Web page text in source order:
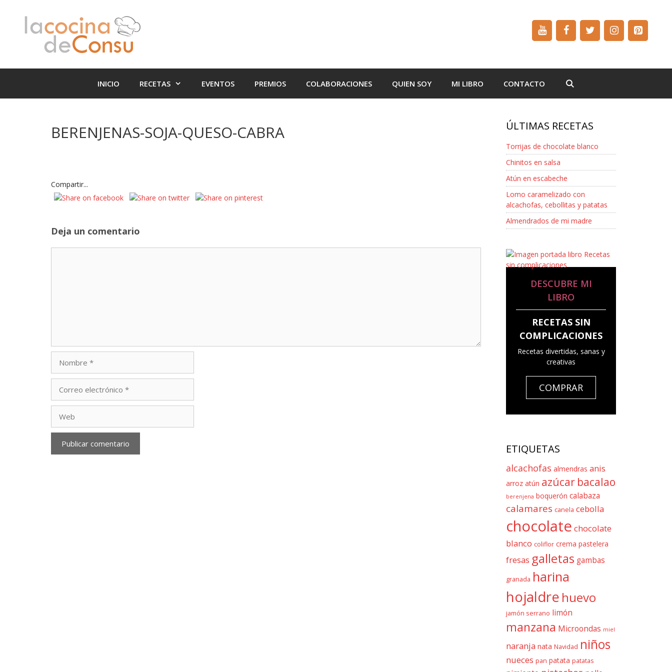
INICIO RECETAS EVENTOS PREMIOS COLABORACIONES QUIEN SOY MI LIBRO CONTACTO
BERENJENAS-SOJA-QUESO-CABRA
Compartir...
Deja un comentario
electrónico
ÚLTIMAS RECETAS
Torrijas de chocolate blanco
Chinitos en salsa
Atún en escabeche
Lomo caramelizado con
alcachofas, cebollitas y patatas
Almendrados de mi madre
DESCUBRE MI
LIBRO
RECETAS SIN
COMPLICACIONES
Recetas divertidas, sanas y
creativas
COMPRAR
ETIQUETAS
alcachofas almendras anis
arroz atún azúcar bacalao
berenjena boquerón calabaza
calamares canela cebolla
chocolate chocolate
blanco coliflor crema pastelera
fresas galletas gambas
granada harina
hojaldre huevo
jamón serrano limón
manzana Microondas miel
naranja nata Navidad niños
nueces pan patata patatas